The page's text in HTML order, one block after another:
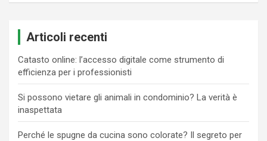
Articoli recenti
Catasto online: l’accesso digitale come strumento di
efficienza per i professionisti
Si possono vietare gli animali in condominio? La verità è
inaspettata
Perché le spugne da cucina sono colorate? Il segreto per